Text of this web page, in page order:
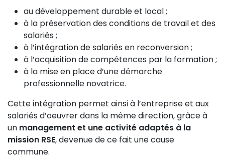
au développement durable et local ;
à la préservation des conditions de travail et des
salariés ;
à l’intégration de salariés en reconversion ;
à l’acquisition de compétences par la formation ;
à la mise en place d’une démarche
professionnelle novatrice.
Cette intégration permet ainsi à l’entreprise et aux
salariés d’oeuvrer dans la même direction, grâce à
un management et une activité adaptés à la
mission RSE, devenue de ce fait une cause
commune.